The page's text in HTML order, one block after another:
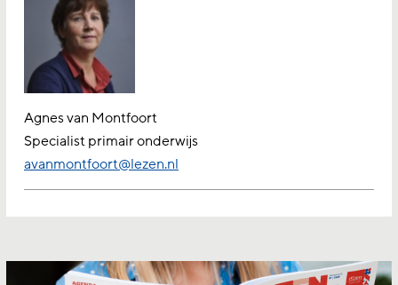
Agnes van Montfoort
Specialist primair onderwijs
avanmontfoort@lezen.nl